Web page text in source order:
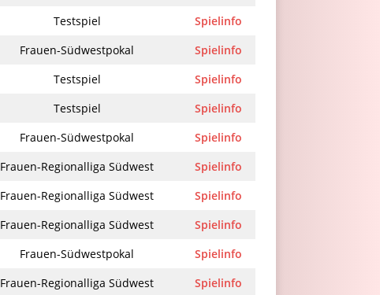
Testspiel
Spielinfo
Frauen-Südwestpokal
Spielinfo
Testspiel
Spielinfo
Testspiel
Spielinfo
Frauen-Südwestpokal
Spielinfo
Frauen-Regionalliga Südwest
Spielinfo
Frauen-Regionalliga Südwest
Spielinfo
Frauen-Regionalliga Südwest
Spielinfo
Frauen-Südwestpokal
Spielinfo
Frauen-Regionalliga Südwest Spielinfo